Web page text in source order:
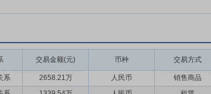
交易金额(元) 币种 交易方式
系 2658.21万 人民币 销售商品